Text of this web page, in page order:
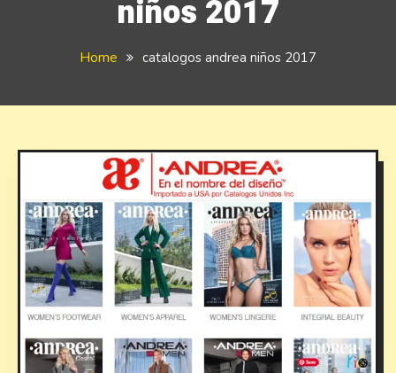
niños 2017
Home catalogos andrea niños 2017